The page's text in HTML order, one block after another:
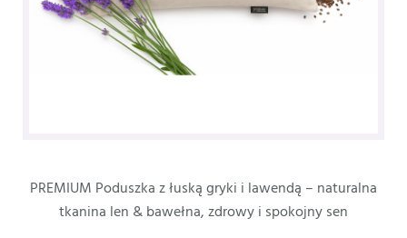
PREMIUM Poduszka z łuską gryki i lawendą – naturalna
tkanina len & bawełna, zdrowy i spokojny sen